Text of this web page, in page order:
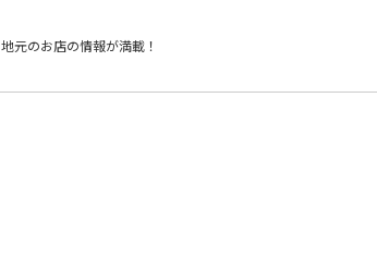
地元のお店の情報が満載！